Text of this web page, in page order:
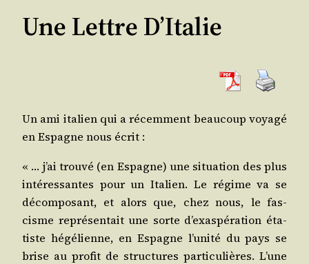
Une Lettre D’Italie
Un ami ita­lien qui a récem­ment beau­coup voya­gé
en Espagne nous écrit :
« … j’ai trou­vé (en Espagne) une situa­tion des plus
inté­res­santes pour un Ita­lien. Le régime va se
décom­po­sant, et alors que, chez nous, le fas­
cisme repré­sen­tait une sorte d’exaspération éta­
tiste hégé­lienne, en Espagne l’unité du pays se
brise au pro­fit de struc­tures par­ti­cu­lières. L’une